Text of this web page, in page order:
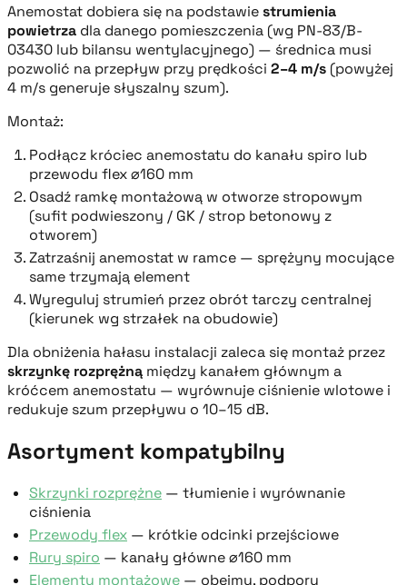
Anemostat dobiera się na podstawiestrumienia
powietrza dla danego pomieszczenia (wg PN-83/B-
03430 lub bilansu wentylacyjnego) — średnica musi
pozwolić na przepływ przy prędkości 2–4 m/s (powyżej
4 m/s generuje słyszalny szum).
Montaż:
Podłącz króciec anemostatu do kanału spiro lub
przewodu flex ⌀160 mm
Osadź ramkę montażową w otworze stropowym
(sufit podwieszony / GK / strop betonowy z
otworem)
Zatrzaśnij anemostat w ramce — sprężyny mocujące
same trzymają element
Wyreguluj strumień przez obrót tarczy centralnej
(kierunek wg strzałek na obudowie)
Dla obniżenia hałasu instalacji zaleca się montaż przez
skrzynkę rozprężną między kanałem głównym a
króćcem anemostatu — wyrównuje ciśnienie wlotowe i
redukuje szum przepływu o 10–15 dB.
Asortyment kompatybilny
Skrzynki rozprężne — tłumienie i wyrównanie
ciśnienia
Przewody flex — krótkie odcinki przejściowe
Rury spiro — kanały główne ⌀160 mm
Elementy montażowe — obejmy, podpory